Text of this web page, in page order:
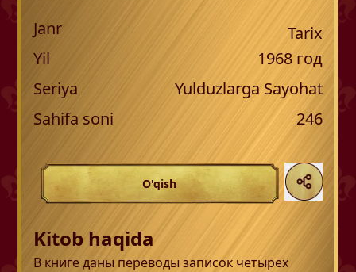
Janr
Tarix
Yil
1968год
Seriya
Yulduzlarga Sayohat
Sahifa soni
246
O'qish
Kitob haqida
В книге даны переводы записок четырех